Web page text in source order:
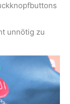
unnötig zu